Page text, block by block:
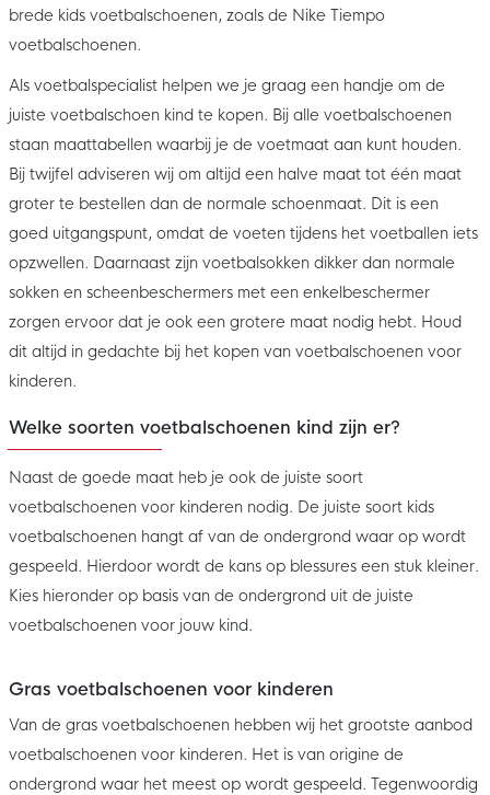
brede kids voetbalschoenen, zoals de Nike Tiempo
voetbalschoenen.
Als voetbalspecialist helpen we je graag een handje om de
juiste voetbalschoen kind te kopen. Bij alle voetbalschoenen
staan maattabellen waarbij je de voetmaat aan kunt houden.
Bij twijfel adviseren wij om altijd een halve maat tot één maat
groter te bestellen dan de normale schoenmaat. Dit is een
goed uitgangspunt, omdat de voeten tijdens het voetballen iets
opzwellen. Daarnaast zijn voetbalsokken dikker dan normale
sokken en scheenbeschermers met een enkelbeschermer
zorgen ervoor dat je ook een grotere maat nodig hebt. Houd
dit altijd in gedachte bij het kopen van voetbalschoenen voor
kinderen.
Welke soorten voetbalschoenen kind zijn er?
Naast de goede maat heb je ook de juiste soort
voetbalschoenen voor kinderen nodig. De juiste soort kids
voetbalschoenen hangt af van de ondergrond waar op wordt
gespeeld. Hierdoor wordt de kans op blessures een stuk kleiner.
Kies hieronder op basis van de ondergrond uit de juiste
voetbalschoenen voor jouw kind.
Gras voetbalschoenen voor kinderen
Van de gras voetbalschoenen hebben wij het grootste aanbod
voetbalschoenen voor kinderen. Het is van origine de
ondergrond waar het meest op wordt gespeeld. Tegenwoordig